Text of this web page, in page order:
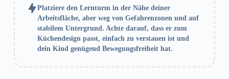
Platziere den Lernturm in der Nähe deiner
Arbeitsfläche, aber weg von Gefahrenzonen und auf
stabilem Untergrund. Achte darauf, dass er zum
Küchendesign passt, einfach zu verstauen ist und
dein Kind genügend Bewegungsfreiheit hat.